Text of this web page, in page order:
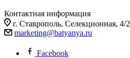
Контактная информация
г. Ставрополь, Селекционная, 4/2
marketing@batyanya.ru
Facebook